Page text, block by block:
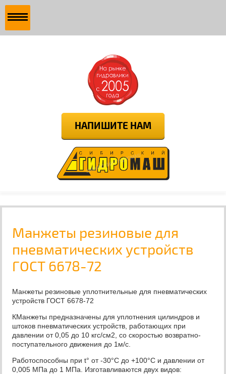
НАПИШИТЕ НАМ
Манжеты резиновые для
пневматических устройств
ГОСТ 6678-72
Манжеты резиновые уплотнительные для пневматических
устройств ГОСТ 6678-72
КМанжеты предназначены для уплотнения цилиндров и
штоков пневматических устройств, работающих при
давлении от 0,05 до 10 кгс/см2, со скоростью возвратно-
поступательного движения до 1м/с.
Работоспособны при t° от -30°C до +100°С и давлении от
0,005 МПа до 1 МПа. Изготавливаются двух видов: